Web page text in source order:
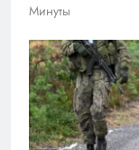
Минуты